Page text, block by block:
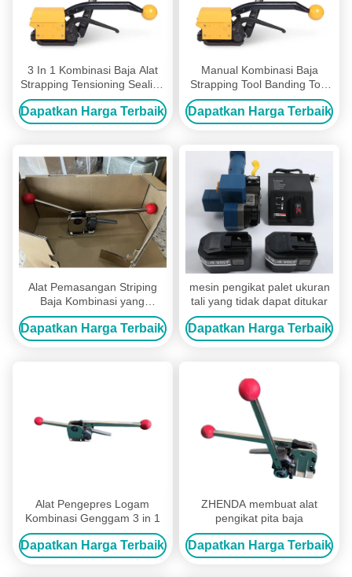
3 In 1 Kombinasi Baja Alat
Strapping Tensioning Sealing
Cutting Strap Banding Tool
Dapatkan Harga Terbaik
Manual Kombinasi Baja
Strapping Tool Banding Tool
Dalam Industri
Dapatkan Harga Terbaik
Alat Pemasangan Striping
Baja Kombinasi yang
Nyaman dan Ramah
Pengguna untuk Kemasan
Dapatkan Harga Terbaik
mesin pengikat palet ukuran
tali yang tidak dapat ditukar
Dapatkan Harga Terbaik
Alat Pengepres Logam
Kombinasi Genggam 3 in 1
Dapatkan Harga Terbaik
ZHENDA membuat alat
pengikat pita baja
Dapatkan Harga Terbaik